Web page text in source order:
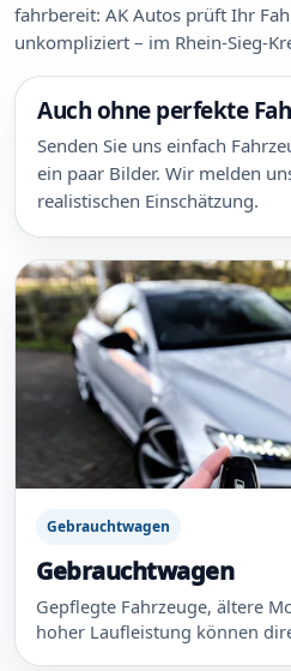
fahrbereit: AK Autos prüft Ihr
unkompliziert – im Rhein-Sieg-
Auch ohne perfekte
Senden Sie uns einfach
ein paar Bilder. Wir melden
realistischen Einschätzung.
Gebrauchtwagen
Gebrauchtwagen
Gepflegte Fahrzeuge, ältere
hoher Laufleistung können